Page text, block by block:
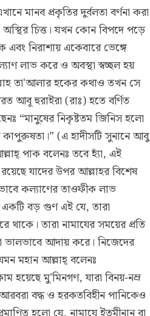
মানব প্রকৃতির দুর্বলতা বর্ণনা করা
চিত্ত। যখন কোন বিপদে পড়ে
নিরাশায় একেবারে ভেঙ্গে
লাভ করে ও অবস্থা স্বচ্ছল হয়
তা'আলার হকের কথাও তখন সে
আবূ হুরাইরা (রাঃ) হতে বর্ণিত
“মানুষের নিকৃষ্টতম জিনিস হলো
(এ হাদীসটি সুনানে আবু
পাক বলেনঃ তবে হ্যাঁ, এই
রয়েছে যাদের উপর আল্লাহর বিশেষ
কল্যাণের তাওফীক লাভ
একটি বড় গুণ এই যে, তারা
থাকে। তারা নামাযের সময়ের প্রতি
ভালভাবে আদায় করে। নিজেদের
মহান আল্লাহ্ বলেনঃ
মু'মিনগণ, যারা বিনয়-নম্র
বদ্ধ ও হরকতবিহীন পানিকেও